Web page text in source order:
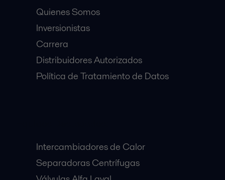
Quienes Somos
Inversionistas
Carrera
Distribuidores Autorizados
Política de Tratamiento de Datos
Intercambiadores de Calor
Separadoras Centrífugas